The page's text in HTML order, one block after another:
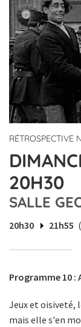
RÉTROSPECTIVE
20H30
SALLE
20h30 21h55
Programme 10 :
Jeux et oisiveté,
mais elle s'en